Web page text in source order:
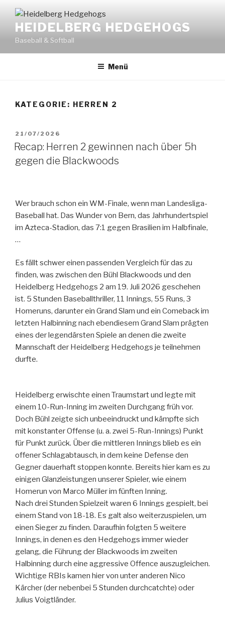
Inhalt
springenHEIDELBERG HEDGEHOGS
Baseball & Softball
Menü
KATEGORIE: HERREN 2
VERÖFFENTLICHT
AM
21/07/2026
Recap: Herren 2 gewinnen nach über 5h
gegen die Blackwoods
Wer brauch schon ein WM-Finale, wenn man Landesliga-
Baseball hat. Das Wunder von Bern, das Jahrhundertspiel
im Azteca-Stadion, das 7:1 gegen Brasilien im Halbfinale,
…
Es fällt schwer einen passenden Vergleich für das zu
finden, was zwischen den Bühl Blackwoods und den
Heidelberg Hedgehogs 2 am 19. Juli 2026 geschehen
ist. 5 Stunden Baseballthriller, 11 Innings, 55 Runs, 3
Homeruns, darunter ein Grand Slam und ein Comeback im
letzten Halbinning nach ebendiesem Grand Slam prägten
eines der legendärsten Spiele an denen die zweite
Mannschaft der Heidelberg Hedgehogs je teilnehmen
durfte.
Heidelberg erwischte einen Traumstart und legte mit
einem 10-Run-Inning im zweiten Durchgang früh vor.
Doch Bühl zeigte sich unbeeindruckt und kämpfte sich
mit konstanter Offense (u. a. zwei 5-Run-Innings) Punkt
für Punkt zurück. Über die mittleren Innings blieb es ein
offener Schlagabtausch, in dem keine Defense den
Gegner dauerhaft stoppen konnte. Bereits hier kam es zu
einigen Glanzleistungen unserer Spieler, wie einem
Homerun von Marco Müller im fünften Inning.
Nach drei Stunden Spielzeit waren 6 Innings gespielt, bei
einem Stand von 18-18. Es galt also weiterzuspielen, um
einen Sieger zu finden. Daraufhin folgten 5 weitere
Innings, in denen es den Hedgehogs immer wieder
gelang, die Führung der Blackwoods im zweiten
Halbinning durch eine aggressive Offence auszugleichen.
Wichtige RBIs kamen hier von unter anderen Nico
Kärcher (der nebenbei 5 Stunden durchcatchte) oder
Julius Voigtländer.